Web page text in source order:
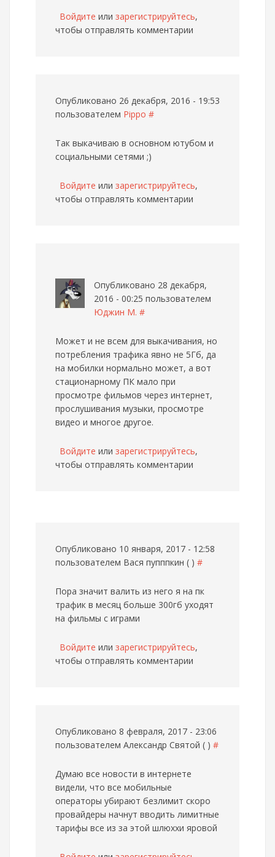
Войдите или зарегистрируйтесь,
чтобы отправлять комментарии
Опубликовано 26 декабря, 2016 - 19:53
пользователем Pippo #
Так выкачиваю в основном ютубом и
социальными сетями ;)
Войдите или зарегистрируйтесь,
чтобы отправлять комментарии
Опубликовано 28 декабря,
2016 - 00:25 пользователем
Юджин М. #
Может и не всем для выкачивания, но
потребления трафика явно не 5Гб, да
на мобилки нормально может, а вот
стационарному ПК мало при
просмотре фильмов через интернет,
прослушивания музыки, просмотре
видео и многое другое.
Войдите или зарегистрируйтесь,
чтобы отправлять комментарии
Опубликовано 10 января, 2017 - 12:58
пользователем Вася пупппкин ( ) #
Пора значит валить из него я на пк
трафик в месяц больше 300гб уходят
на фильмы с играми
Войдите или зарегистрируйтесь,
чтобы отправлять комментарии
Опубликовано 8 февраля, 2017 - 23:06
пользователем Александр Святой ( ) #
Думаю все новости в интернете
видели, что все мобильные
операторы убирают безлимит скоро
провайдеры начнут вводить лимитные
тарифы все из за этой шлюххи яровой